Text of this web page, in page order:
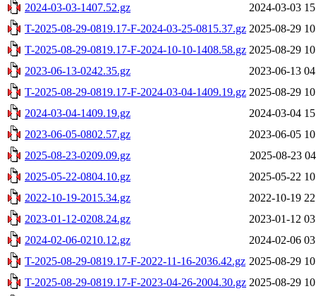
2024-03-03-1407.52.gz
2024-03-03
T-2025-08-29-0819.17-F-2024-03-25-0815.37.gz 2025-08-29
T-2025-08-29-0819.17-F-2024-10-10-1408.58.gz 2025-08-29
2023-06-13-0242.35.gz
2023-06-13
T-2025-08-29-0819.17-F-2024-03-04-1409.19.gz 2025-08-29
2024-03-04-1409.19.gz
2024-03-04
2023-06-05-0802.57.gz
2023-06-05
2025-08-23-0209.09.gz
2025-08-23
2025-05-22-0804.10.gz
2025-05-22
2022-10-19-2015.34.gz
2022-10-19
2023-01-12-0208.24.gz
2023-01-12
2024-02-06-0210.12.gz
2024-02-06
T-2025-08-29-0819.17-F-2022-11-16-2036.42.gz 2025-08-29
T-2025-08-29-0819.17-F-2023-04-26-2004.30.gz 2025-08-29